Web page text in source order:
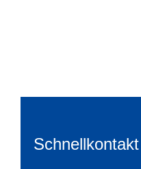
Schnellkontakt